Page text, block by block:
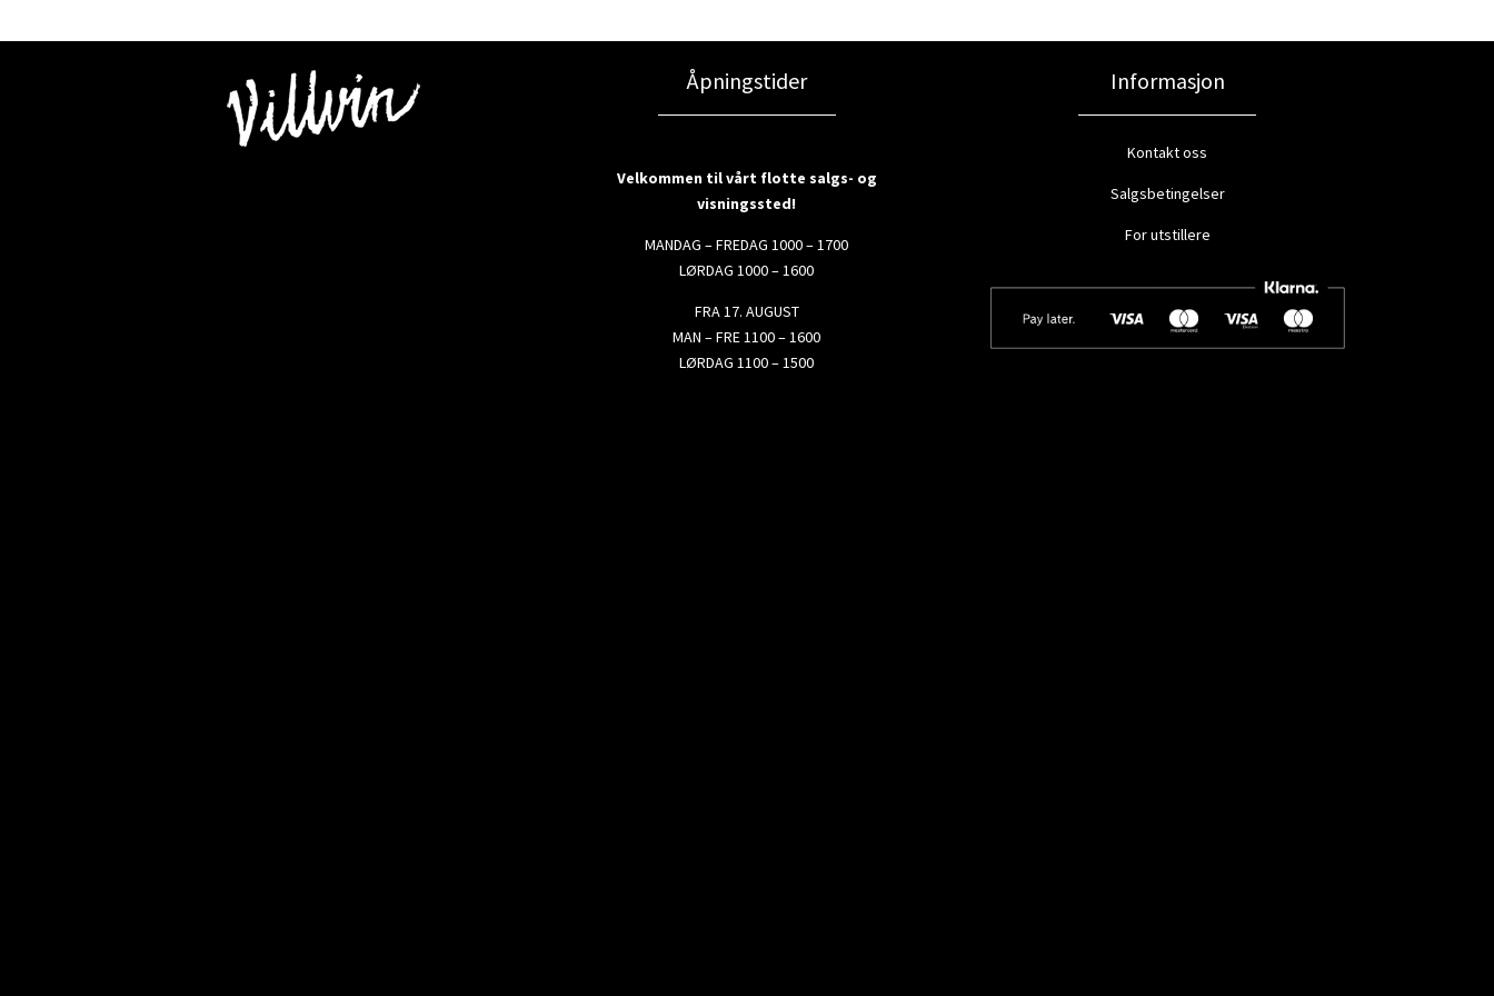
Åpningstider
Velkommen til vårt flotte salgs- og
visningssted!
MANDAG – FREDAG 1000 – 1700
LØRDAG 1000 – 1600
FRA 17. AUGUST
MAN – FRE 1100 – 1600
LØRDAG 1100 – 1500
Informasjon
Kontakt oss
Salgsbetingelser
For utstillere